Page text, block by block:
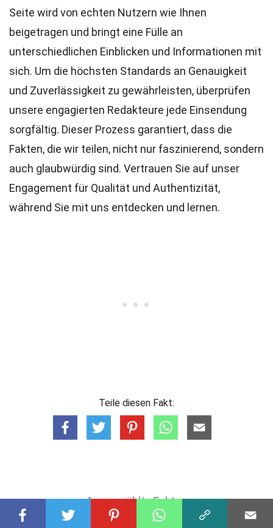
Seite wird von echten Nutzern wie Ihnen
beigetragen und bringt eine Fülle an
unterschiedlichen Einblicken und Informationen mit
sich. Um die höchsten Standards an Genauigkeit
und Zuverlässigkeit zu gewährleisten, überprüfen
unsere engagierten Redakteure jede Einsendung
sorgfältig. Dieser Prozess garantiert, dass die
Fakten, die wir teilen, nicht nur faszinierend, sondern
auch glaubwürdig sind. Vertrauen Sie auf unser
Engagement für Qualität und Authentizität,
während Sie mit uns entdecken und lernen.
Teile diesen Fakt:
Ausgewählte Fakten
MEDIZIN